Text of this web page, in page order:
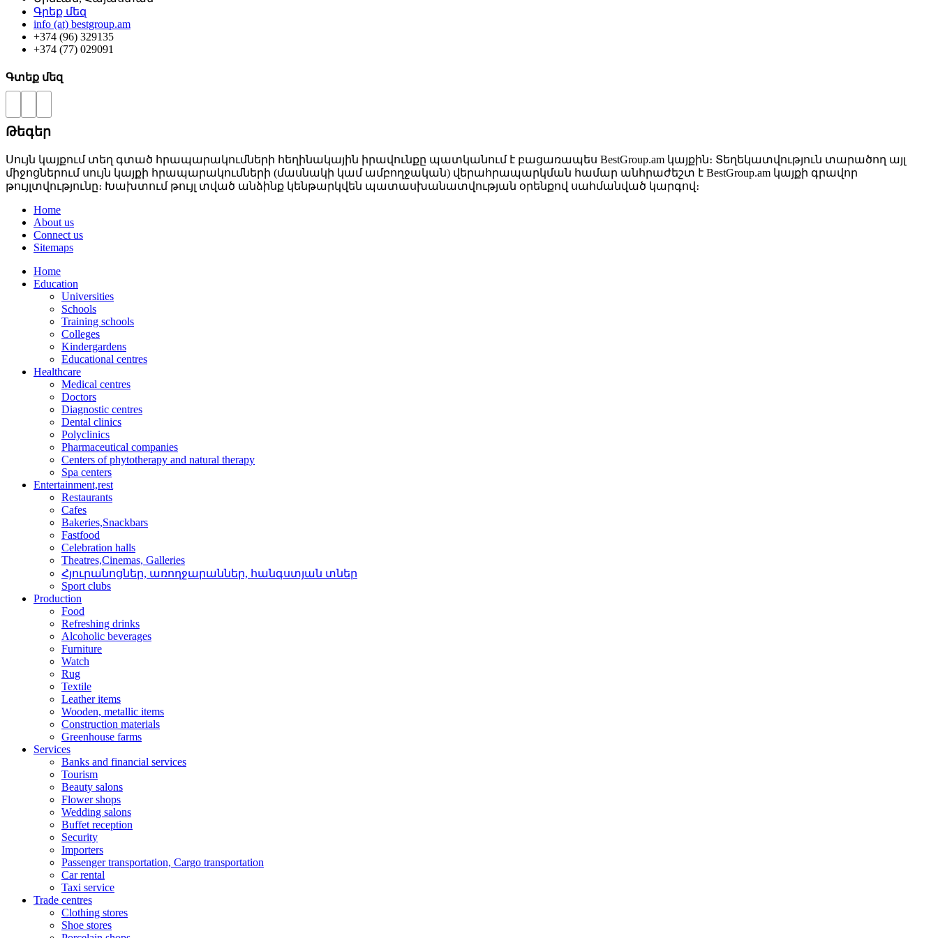
Գրեք մեզ
info (at) bestgroup.am
+374 (96) 329135
+374 (77) 029091
Գտեք մեզ
Թեգեր
Սույն կայքում տեղ գտած հրապարակումների հեղինակային իրավունքը պատկանում է բացառապես BestGroup.am կայքին։ Տեղեկատվություն տարածող այլ
միջոցներում սույն կայքի հրապարակումների (մասնակի կամ ամբողջական) վերահրապարկման համար անհրաժեշտ է BestGroup.am կայքի գրավոր
թույլտվությունը։ Խախտում թույլ տված անձինք կենթարկվեն պատասխանատվության օրենքով սահմանված կարգով։
Home
About us
Connect us
Sitemaps
Home
Education
Universities
Schools
Training schools
Colleges
Kindergardens
Educational centres
Healthcare
Medical centres
Doctors
Diagnostic centres
Dental clinics
Polyclinics
Pharmaceutical companies
Centers of phytotherapy and natural therapy
Spa centers
Entertainment,rest
Restaurants
Cafes
Bakeries,Snackbars
Fastfood
Celebration halls
Theatres,Cinemas, Galleries
Հյուրանոցներ, առողջար­աններ, հանգստյան տներ
Sport clubs
Production
Food
Refreshing drinks
Alcoholic beverages
Furniture
Watch
Rug
Textile
Leather items
Wooden, metallic items
Construction materials
Greenhouse farms
Services
Banks and financial services
Tourism
Beauty salons
Flower shops
Wedding salons
Buffet reception
Security
Importers
Passenger transportation, Cargo transportation
Car rental
Taxi service
Trade centres
Clothing stores
Shoe stores